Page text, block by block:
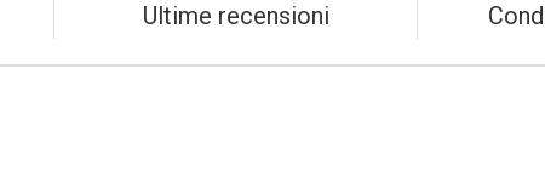
Ultime recensioni